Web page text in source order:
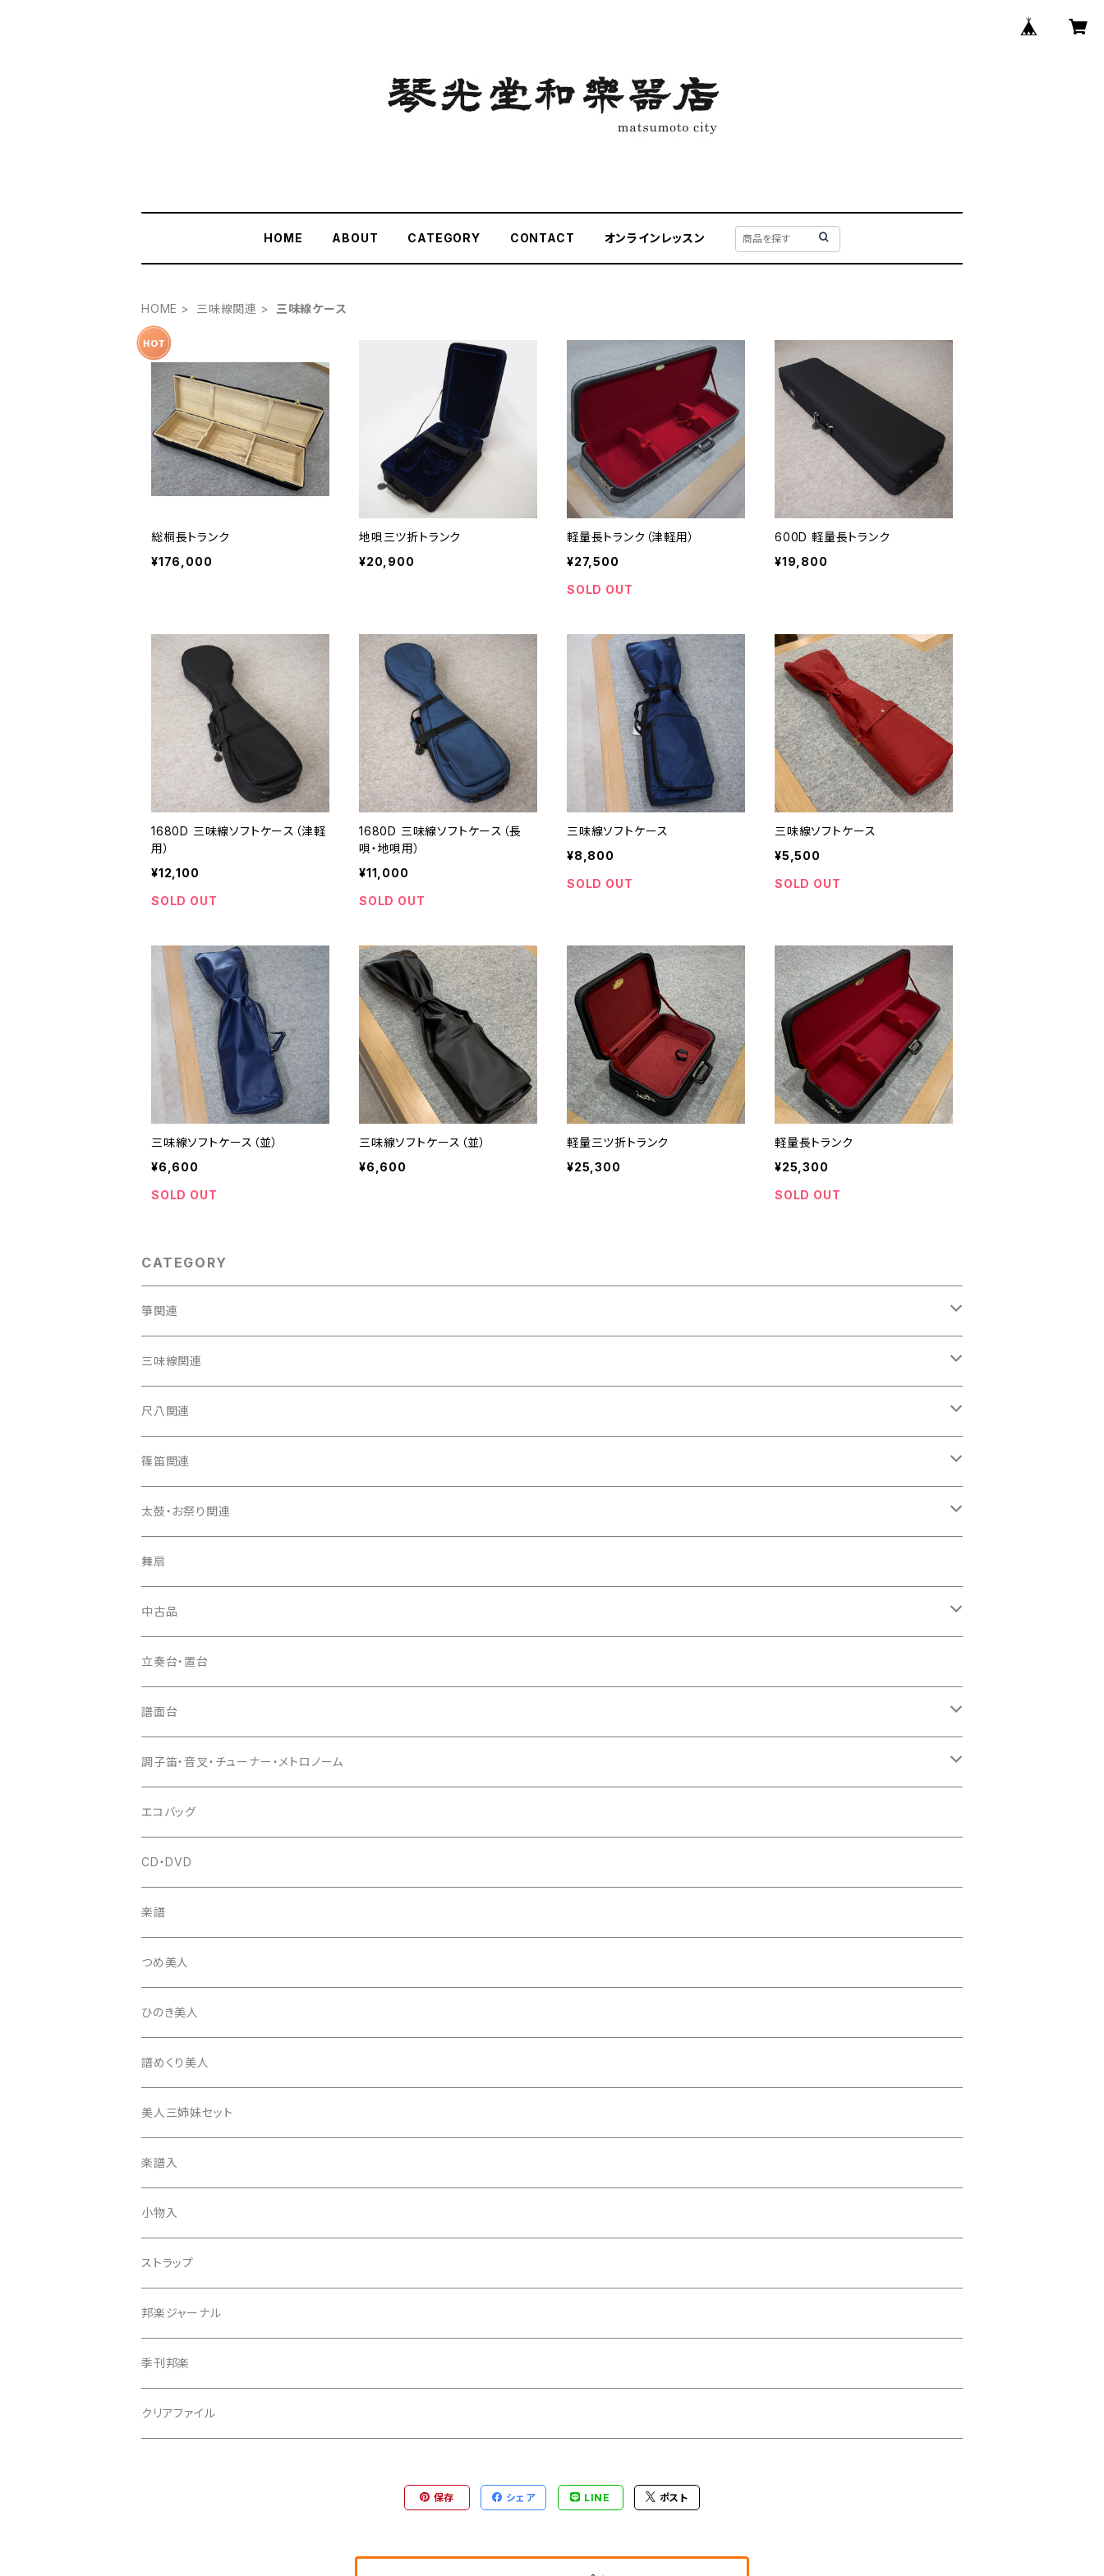
HOME ABOUT CATEGORY CONTACT オンラインレッスン
HOME 三味線関連 三味線ケース
総桐長トランク
¥176,000
地唄三ツ折トランク
¥20,900
軽量長トランク（津軽用）
¥27,500
SOLD OUT
600D 軽量長トランク
¥19,800
1680D 三味線ソフトケース（津軽
用）
¥12,100
SOLD OUT
1680D 三味線ソフトケース（長
唄・地唄用）
¥11,000
SOLD OUT
三味線ソフトケース
¥8,800
SOLD OUT
三味線ソフトケース
¥5,500
SOLD OUT
三味線ソフトケース（並）
¥6,600
SOLD OUT
三味線ソフトケース（並）
¥6,600
軽量三ツ折トランク
¥25,300
軽量長トランク
¥25,300
SOLD OUT
CATEGORY
箏関連
箏（本体）
箏カバー
箏袋
口前袋・尾布
爪・爪輪
爪入
爪駒入
猫足入
爪ばさみ
箏柱
柱入
平柱入
三角柱入
琴台
13絃用琴台（低）
13絃用琴台（高）
桐柱箱
消音フェルト
三味線関連
三味線（本体）
三味線ケース
長トランク・三ツ折トランク
ソフトケース
雨用カバー
長袋・三ツ組袋・胴袋
胴掛
根緒
糸
(丸三) 寿糸
はつね糸
駒
地唄駒
長唄駒
糸駒入
爪駒入
撥入
一丁撥入
三角撥入（ファスナー式）
撥
長唄・民謡撥
地唄撥
撥さや
撥滑り止めゴム
ひざゴム・胴ゴム・おひざもと
天神袋
天神巾着
指すり
つぼシール
撥皮・撥皮のり
胴板
尺八関連
尺八（本体）
尺八袋
歌口キャップ
つゆ切り
篠笛関連
篠笛（本体）
お祭り用６穴
お祭り用７穴
篠笛袋
太鼓・お祭り関連
太鼓（本体）
太鼓撥
手拍子（チャンチャン）
当り鉦
シュモク（当り鉦バチ）
舞扇
中古品
箏（本体）
三味線（本体）
立奏台・置台
譜面台
座奏用譜面台
立奏用譜面台
調子笛・音叉・チューナー・メトロノーム
調子笛・音叉
チューナー・メトロノーム
エコバッグ
CD・DVD
楽譜
つめ美人
ひのき美人
譜めくり美人
美人三姉妹セット
楽譜入
小物入
ストラップ
邦楽ジャーナル
季刊邦楽
クリアファイル
保存 シェア LINE ポスト